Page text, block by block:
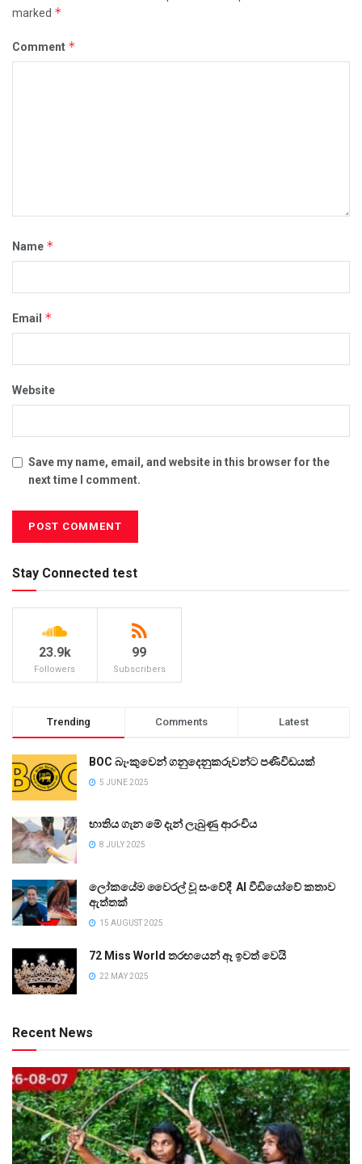
marked *
Comment *
Name *
Email *
Website
Save my name, email, and website in this browser for the
next time I comment.
Stay Connected test
23.9k
Followers
99
Subscribers
Trending Comments Latest
BOC බැංකුවෙන් ගනුදෙනුකරුවන්ට පණිවිඩයක්
5 JUNE 2025
භාතිය ගැන මේ දැන් ලැබුණු ආරංචිය
8 JULY 2025
ලෝකයේම වෛරල් වූ සංවේදී AI වීඩියෝවේ කතාව
ඇත්තක්
15 AUGUST 2025
72 Miss World තරඟයෙන් ඈ ඉවත් වෙයි
22 MAY 2025
Recent News